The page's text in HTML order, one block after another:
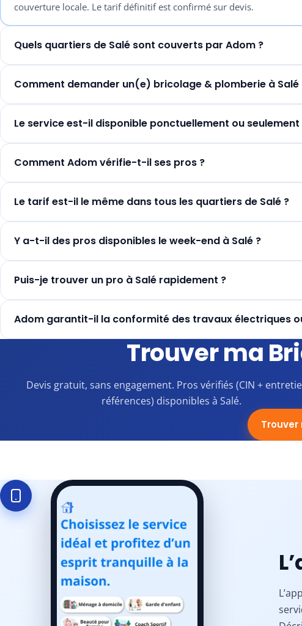
couverture locale. Le tarif définitif est confirmé sur devis.
Quels quartiers de Salé sont couverts par Adom ?
Comment demander un(e) bricolage & plomberie à Salé
Le service est-il disponible ponctuellement ou seulement
Comment Adom vérifie-t-il ses pros ?
Le tarif est-il le même dans tous les quartiers de Salé ?
Y a-t-il des pros disponibles le week-end à Salé ?
Puis-je trouver un pro à Salé rapidement ?
Adom garantit-il la conformité des travaux électriques
Trouver ma
Devis gratuit, sans engagement. Pros vérifiés (CIN +
références) disponibles à Salé.